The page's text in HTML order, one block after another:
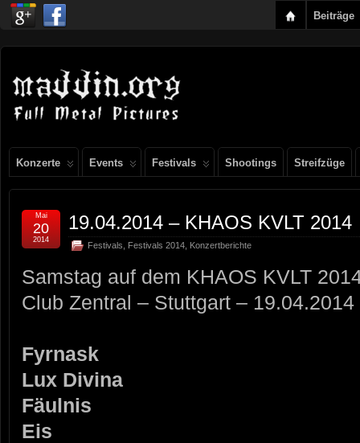
Beiträge
Konzerte Events Festivals Shootings Streifzüge
19.04.2014 – KHAOS KVLT 2014
Festivals Festivals 2014 Konzertberichte
Mai
20
2014
Samstag auf dem KHAOS KVLT
Club Zentral – Stuttgart – 19.04.2014
Fyrnask
Lux Divina
Fäulnis
Eis